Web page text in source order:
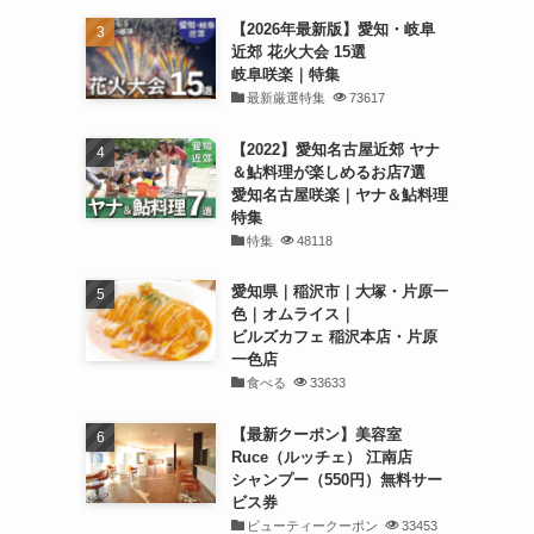
【2026年最新版】愛知・岐阜
近郊 花火大会 15選
岐阜咲楽｜特集
最新厳選特集 73617
【2022】愛知名古屋近郊 ヤナ
＆鮎料理が楽しめるお店7選
愛知名古屋咲楽｜ヤナ＆鮎料理
特集
特集 48118
愛知県｜稲沢市｜大塚・片原一
色｜オムライス｜
ビルズカフェ 稲沢本店・片原
一色店
食べる 33633
【最新クーポン】美容室
Ruce（ルッチェ） 江南店
シャンプー（550円）無料サー
ビス券
ビューティークーポン 33453